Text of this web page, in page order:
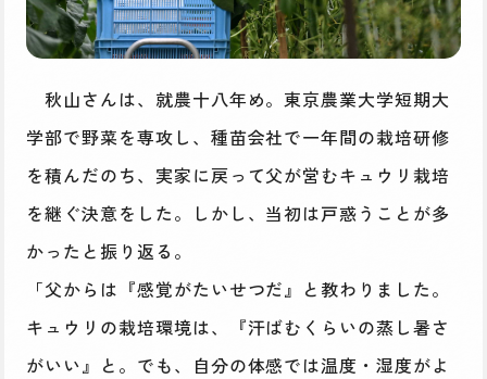
秋山さんは、就農十八年め。東京農業大学短期大
学部で野菜を専攻し、種苗会社で一年間の栽培研修
を積んだのち、実家に戻って父が営むキュウリ栽培
を継ぐ決意をした。しかし、当初は戸惑うことが多
かったと振り返る。
「父からは『感覚がたいせつだ』と教わりました。
キュウリの栽培環境は、『汗ばむくらいの蒸し暑さ
がいい』と。でも、自分の体感では温度・湿度がよ